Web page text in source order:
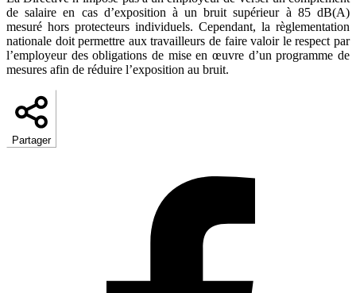
de salaire en cas d’exposition à un bruit supérieur à 85 dB(A)
mesuré hors protecteurs individuels. Cependant, la règlementation
nationale doit permettre aux travailleurs de faire valoir le respect par
l’employeur des obligations de mise en œuvre d’un programme de
mesures afin de réduire l’exposition au bruit.
Partager